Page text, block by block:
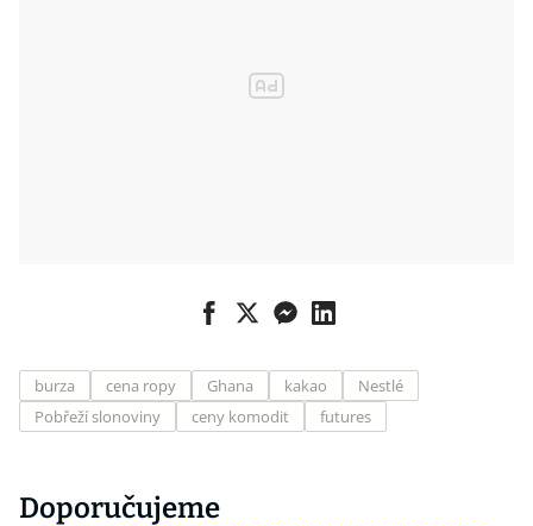
burza cena ropy Ghana kakao
Nestlé
Pobřeží slonoviny
ceny komodit futures
Doporučujeme